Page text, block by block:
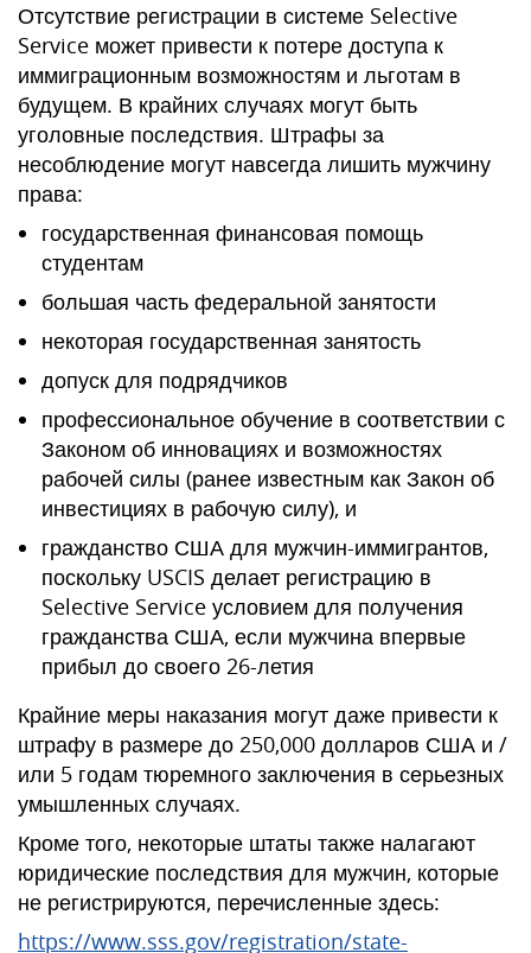
Отсутствие регистрации в системе Selective
Service может привести к потере доступа к
иммиграционным возможностям и льготам в
будущем. В крайних случаях могут быть
уголовные последствия. Штрафы за
несоблюдение могут навсегда лишить мужчину
права:
государственная финансовая помощь
студентам
большая часть федеральной занятости
некоторая государственная занятость
допуск для подрядчиков
профессиональное обучение в соответствии с
Законом об инновациях и возможностях
рабочей силы (ранее известным как Закон об
инвестициях в рабочую силу), и
гражданство США для мужчин-иммигрантов,
поскольку USCIS делает регистрацию в
Selective Service условием для получения
гражданства США, если мужчина впервые
прибыл до своего 26-летия
Крайние меры наказания могут даже привести к
штрафу в размере до 250,000 долларов США и /
или 5 годам тюремного заключения в серьезных
умышленных случаях.
Кроме того, некоторые штаты также налагают
юридические последствия для мужчин, которые
не регистрируются, перечисленные здесь:
https://www.sss.gov/registration/state-